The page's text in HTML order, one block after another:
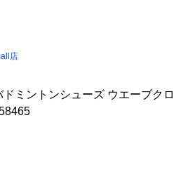
店
ミントンシューズ ウエーブクロ